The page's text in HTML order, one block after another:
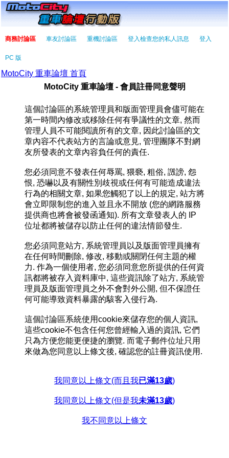
商務討論區 車友討論區 重機討論區 登入檢查您的私人訊息 登入
PC 版
MotoCity 重車論壇 首頁
MotoCity 重車論壇 - 會員註冊同意聲明
這個討論區的系統管理員和版面管理員會儘可能在
第一時間內修改或移除任何有爭議性的文章, 然而
管理人員不可能閱讀所有的文章, 因此討論區的文
章內容不代表站方的言論或意見, 管理團隊不對網
友所發表的文章內容負任何的責任.
您必須同意不發表任何辱罵, 猥褻, 粗俗, 譭謗, 怨
恨, 恐嚇以及有關性別歧視或任何有可能造成違法
行為的相關文章, 如果您觸犯了以上的規定, 站方將
會立即限制您的進入並且永不開放 (您的網路服務
提供商也將會被發函通知). 所有文章發表人的 IP
位址都將被儲存以防止任何的違法情節發生.
您必須同意站方, 系統管理員以及版面管理員擁有
在任何時間刪除, 修改, 移動或關閉任何主題的權
力. 作為一個使用者, 您必須同意您所提供的任何資
訊都將被存入資料庫中, 這些資訊除了站方, 系統管
理員及版面管理員之外不會對外公開, 但不保證任
何可能導致資料暴露的駭客入侵行為.
這個討論區系統使用cookie來儲存您的個人資訊,
這些cookie不包含任何您曾經輸入過的資訊, 它們
只為方便您能更便捷的瀏覽. 而電子郵件位址只用
來做為您同意以上條文後, 確認您的註冊資訊使用.
我同意以上條文(而且我已滿13歲)
我同意以上條文(但是我未滿13歲)
我不同意以上條文